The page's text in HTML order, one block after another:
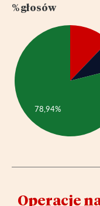
% głosów
78,94%
Operacje